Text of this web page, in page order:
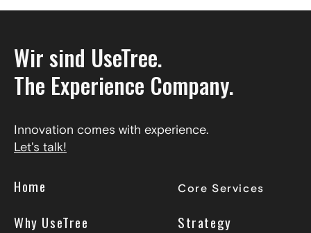
Wir sind UseTree.
The Experience Company.
Innovation comes with experience.
Let's talk!
Home
Why UseTree
Core Services
Strategy